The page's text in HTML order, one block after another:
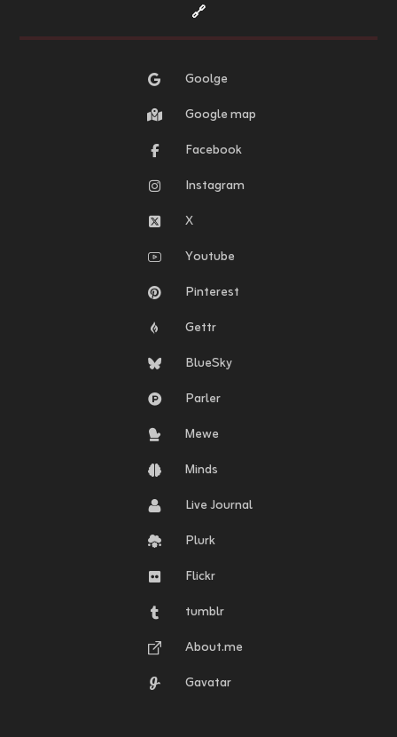
🔗
Goolge
Google map
Facebook
Instagram
X
Youtube
Pinterest
Gettr
BlueSky
Parler
Mewe
Minds
Live Journal
Plurk
Flickr
tumblr
About.me
Gavatar